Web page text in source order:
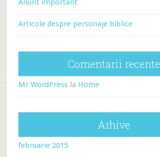
Anunt important
Articole despre personaje biblice
Comentarii recente
Mr WordPressla Home
Arhive
februarie 2015